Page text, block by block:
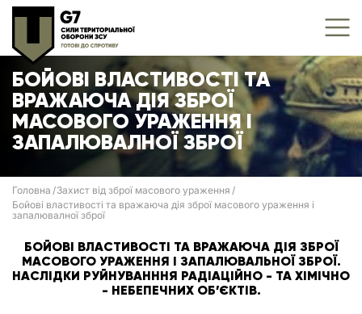
БОЙОВІ ВЛАСТИВОСТІ ТА
ВРАЖАЮЧА ДІЯ ЗБРОЇ
МАСОВОГО УРАЖЕННЯ І
ЗАПАЛЮВАЛНОЇ ЗБРОЇ
Головна Захист від зброї масового ураження
Бойові властивості та вражаюча дія зброї масового ураження і
запалювалної зброї
БОЙОВІ ВЛАСТИВОСТІ ТА ВРАЖАЮЧА ДІЯ ЗБРОЇ
МАСОВОГО УРАЖЕННЯ І ЗАПАЛЮВАЛЬНОЇ ЗБРОЇ.
НАСЛІДКИ РУЙНУВАНННЯ РАДІАЦІЙНО - ТА ХІМІЧНО
- НЕБЕПЕЧНИХ ОБ’ЄКТІВ.